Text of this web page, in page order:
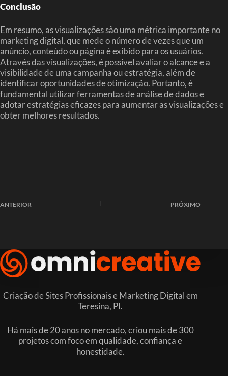
Conclusão
Em resumo, as visualizações são uma métrica importante no
marketing digital, que mede o número de vezes que um
anúncio, conteúdo ou página é exibido para os usuários.
Através das visualizações, é possível avaliar o alcance e a
visibilidade de uma campanha ou estratégia, além de
identificar oportunidades de otimização. Portanto, é
fundamental utilizar ferramentas de análise de dados e
adotar estratégias eficazes para aumentar as visualizações e
obter melhores resultados.
ANTERIOR PRÓXIMO
Criação de Sites Profissionais e Marketing Digital em
Teresina, PI.
Há mais de 20 anos no mercado, criou mais de 300
projetos com foco em qualidade, confiança e
honestidade.